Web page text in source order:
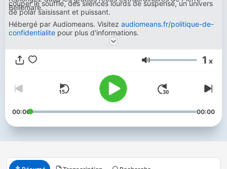
couper le souffle, des silences lourds de suspense, un univers
de polar saisissant et puissant.
Bellemare.
Hébergé par Audiomeans. Visitez audiomeans.fr/politique-de-
confidentialite pour plus d'informations.
Volume 1 x
00:00 00:00